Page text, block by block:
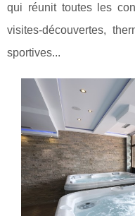
qui réunit toutes les
visites-découvertes,
sportives...